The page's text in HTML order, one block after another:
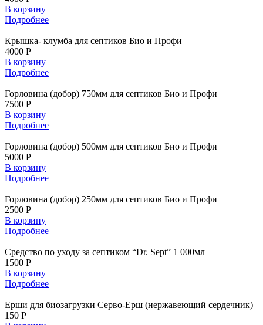
В корзину
Подробнее
Крышка- клумба для септиков Био и Профи
4000 Р
В корзину
Подробнее
Горловина (добор) 750мм для септиков Био и Профи
7500 Р
В корзину
Подробнее
Горловина (добор) 500мм для септиков Био и Профи
5000 Р
В корзину
Подробнее
Горловина (добор) 250мм для септиков Био и Профи
2500 Р
В корзину
Подробнее
Средство по уходу за септиком “Dr. Sept” 1 000мл
1500 Р
В корзину
Подробнее
Ерши для биозагрузки Серво-Ерш (нержавеющий сердечник)
150 Р